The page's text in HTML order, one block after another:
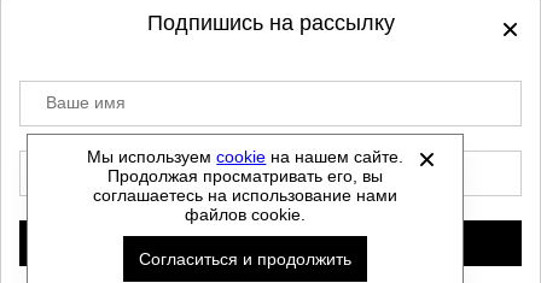
©2021-2026 - ShoesTown.ru - все права
защищены.
Данный сайт не является интернет магазином и
не является публичной офертой.
Политика обработки персональных данных
Автоматизировано -
Мы используемcookie на нашем сайте.
Продолжая просматривать его, вы
соглашаетесь на использование нами
файлов cookie.
Согласиться и продолжить
Подпишись на рассылку
Ваше имя